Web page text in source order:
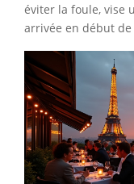
éviter la foule, vise
arrivée en début de